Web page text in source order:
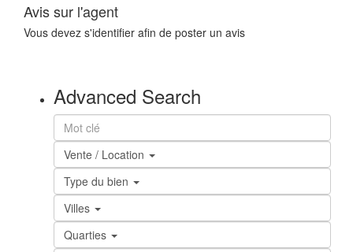
Avis sur l'agent
Vous devez s'identifier afin de poster un avis
Advanced Search
Vente / Location
Type du bien
Villes
Quarties